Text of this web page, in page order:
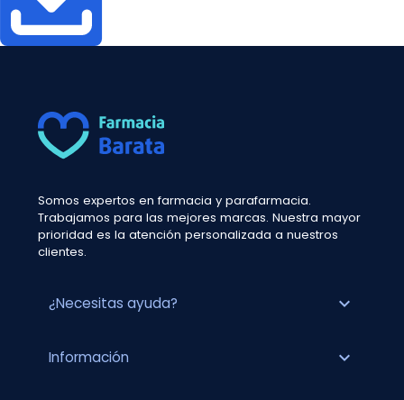
Somos expertos en farmacia y parafarmacia.
Trabajamos para las mejores marcas. Nuestra mayor
prioridad es la atención personalizada a nuestros
clientes.
¿Necesitas ayuda? expand_more
Información expand_more